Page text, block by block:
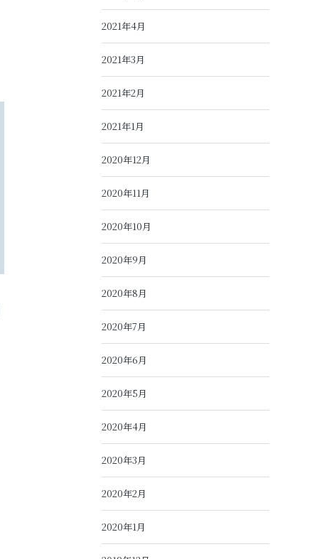
2021年4月
2021年3月
2021年2月
2021年1月
2020年12月
2020年11月
2020年10月
2020年9月
2020年8月
2020年7月
2020年6月
2020年5月
2020年4月
2020年3月
2020年2月
2020年1月